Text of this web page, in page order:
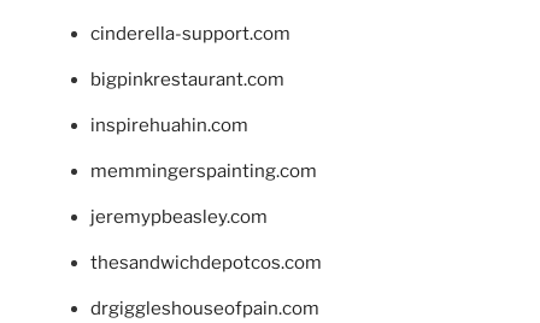
cinderella-support.com
bigpinkrestaurant.com
inspirehuahin.com
memmingerspainting.com
jeremypbeasley.com
thesandwichdepotcos.com
drgiggleshouseofpain.com